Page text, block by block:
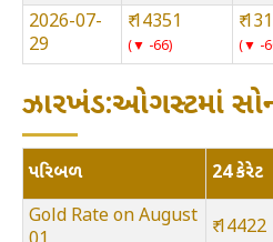
2026-07-
29
₹ 14351
▼ -66
₹
▼ -
ઝારખંડ:ઓગસ્ટમાં
પરિબળ 24 કેરેટ
Gold Rate on August
₹ 14422